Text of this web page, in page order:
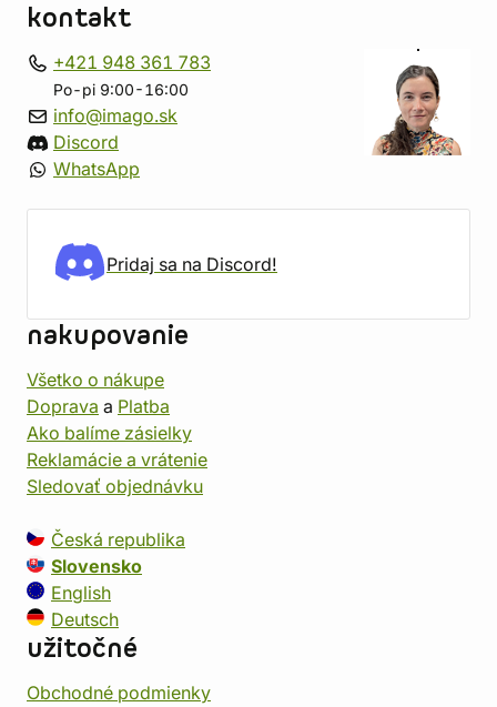
kontakt
+421 948 361 783
Po-pi 9:00-16:00
info@imago.sk
Discord
WhatsApp
Pridaj sa na Discord!
nakupovanie
Všetko o nákupe
Doprava a Platba
Ako balíme zásielky
Reklamácie a vrátenie
Sledovať objednávku
Česká republika
Slovensko
English
Deutsch
užitočné
Obchodné podmienky